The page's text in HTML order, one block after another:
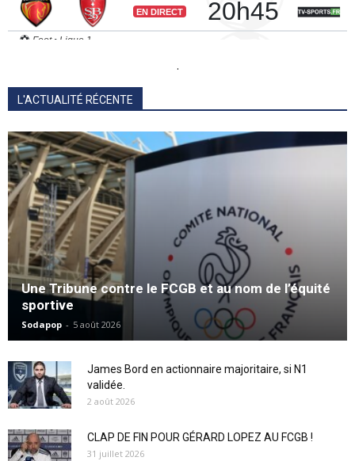
.
L'ACTUALITÉ RÉCENTE
Une Tribune contre le FCGB et au nom de l’équité
sportive
Sodapop - 5 août 2026
James Bord en actionnaire majoritaire, si N1
validée.
2 août 2026
CLAP DE FIN POUR GÉRARD LOPEZ AU FCGB !
31 juillet 2026